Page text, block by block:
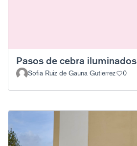
Pasos de cebra iluminados
Sofia Ruiz de Gauna Gutierrez
0